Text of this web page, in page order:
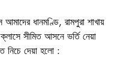
আমাদের ধানমণ্ডি, রামপুরা শাখায়
সীমিত আসনে ভর্তি নেয়া
নিচে দেয়া হলো :